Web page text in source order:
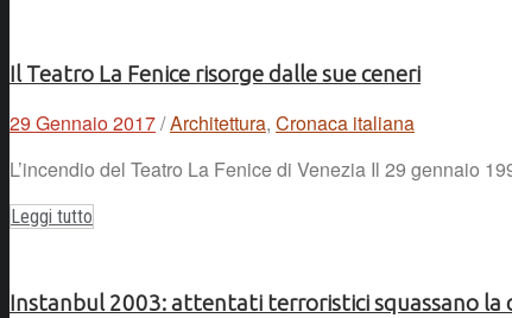
Il Teatro La Fenice risorge dalle sue ceneri
29 Gennaio 2017/Architettura, Cronaca italiana
L’incendio del Teatro La Fenice di Venezia Il 29 gennaio
Leggi tutto
Instanbul 2003: attentati terroristici squassano la